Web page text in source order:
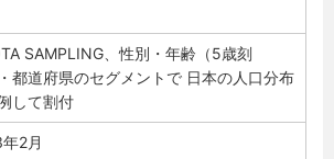
SAMPLING、性別・年齢（5歳刻
都道府県のセグメントで 日本の人口分布
して割付
2月